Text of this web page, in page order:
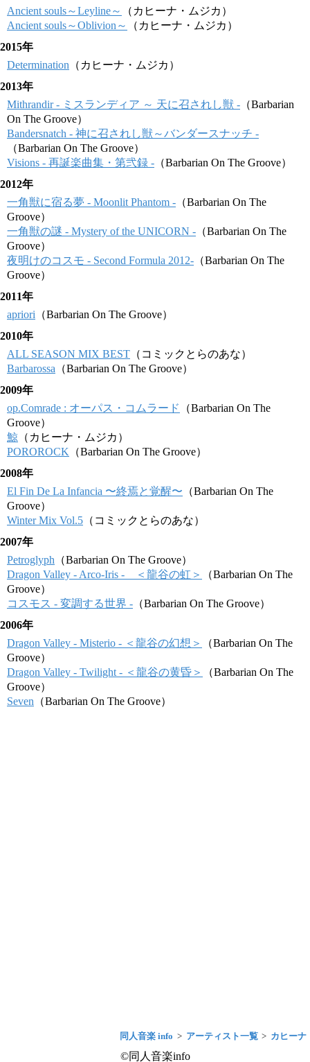
Ancient souls～Leyline～
（カヒーナ・ムジカ）
Ancient souls～Oblivion～
（カヒーナ・ムジカ）
2015年
Determination （カヒーナ・ムジカ）
2013年
Mithrandir - ミスランディア ～ 天に召されし獣 - （Barbarian
On The Groove）
Bandersnatch - 神に召されし獣～バンダースナッチ -
（Barbarian On The Groove）
Visions - 再誕楽曲集・第弐録 - （Barbarian On The Groove）
2012年
一角獣に宿る夢 - Moonlit Phantom - （Barbarian On The
Groove）
一角獣の謎 - Mystery of the UNICORN - （Barbarian On The
Groove）
夜明けのコスモ - Second Formula 2012- （Barbarian On The
Groove）
2011年
apriori （Barbarian On The Groove）
2010年
ALL SEASON MIX BEST （コミックとらのあな）
Barbarossa （Barbarian On The Groove）
2009年
op.Comrade : オーパス・コムラード
（Barbarian On The
Groove）
鯨 （カヒーナ・ムジカ）
POROROCK （Barbarian On The Groove）
2008年
El Fin De La Infancia 〜終焉と覚醒〜 （Barbarian On The
Groove）
Winter Mix Vol.5 （コミックとらのあな）
2007年
Petroglyph （Barbarian On The Groove）
Dragon Valley - Arco-Iris - ＜龍谷の虹＞
（Barbarian On The
Groove）
コスモス - 変調する世界 - （Barbarian On The Groove）
2006年
Dragon Valley - Misterio - ＜龍谷の幻想＞
（Barbarian On The
Groove）
Dragon Valley - Twilight - ＜龍谷の黄昏＞
（Barbarian On The
Groove）
Seven （Barbarian On The Groove）
同人音楽 info アーティスト一覧 カヒーナ
©同人音楽info